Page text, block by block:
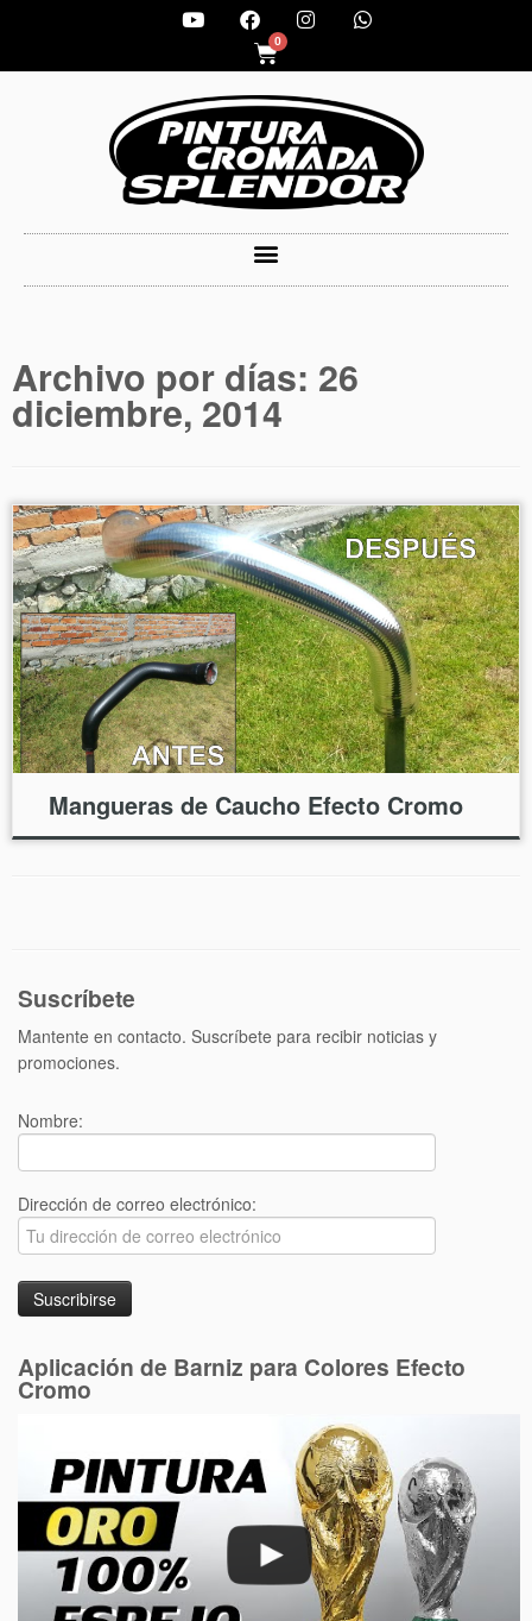
0
Archivo por días: 26
diciembre, 2014
Mangueras de Caucho Efecto Cromo
Suscríbete
Mantente en contacto. Suscríbete para recibir noticias y
promociones.
Nombre:
Dirección de correo electrónico:
Aplicación de Barniz para Colores Efecto
Cromo